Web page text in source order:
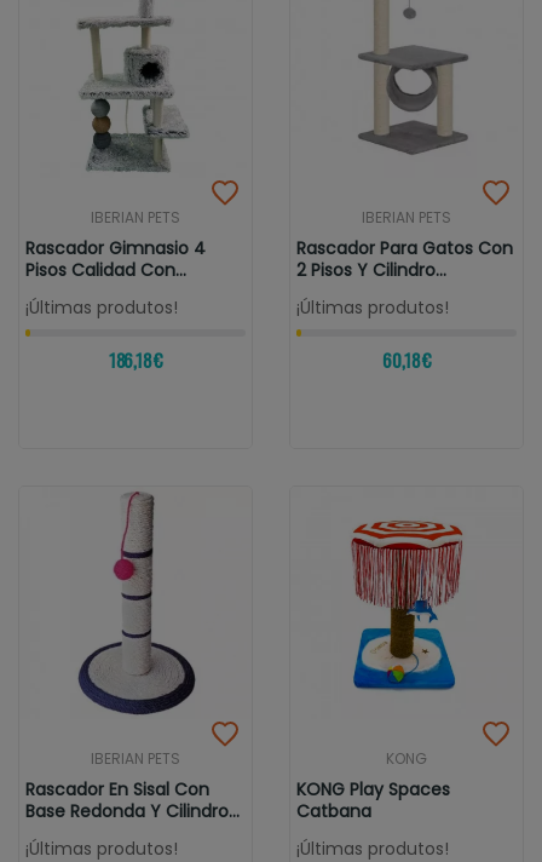
IBERIAN PETS
Rascador Gimnasio 4
Pisos Calidad Con
Escondite...
¡Últimas produtos!
186,18 €
IBERIAN PETS
Rascador Para Gatos Con
2 Pisos Y Cilindro
40x37x85cm
¡Últimas produtos!
60,18 €
IBERIAN PETS
Rascador En Sisal Con
Base Redonda Y Cilindro
Con...
¡Últimas produtos!
KONG
KONG Play Spaces
Catbana
¡Últimas produtos!